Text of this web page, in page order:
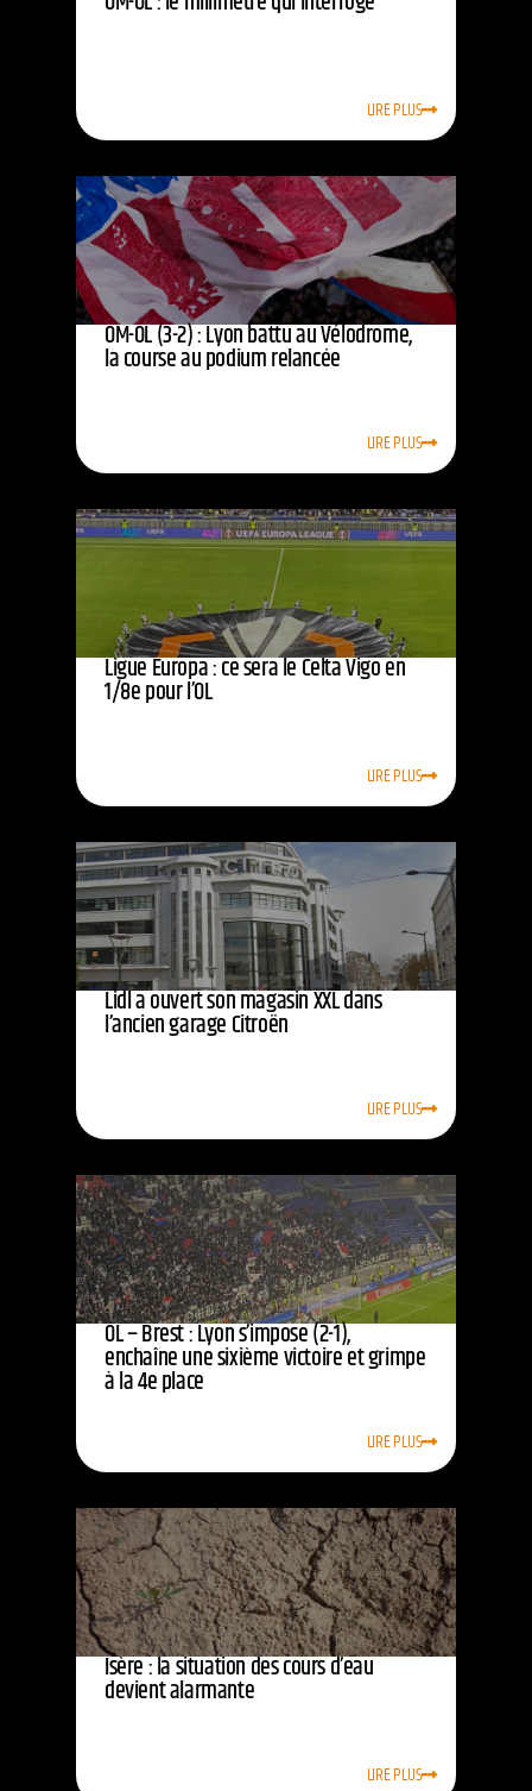
LIRE PLUS
OM-OL (3-2) : Lyon battu au Vélodrome,
la course au podium relancée
LIRE PLUS
Ligue Europa : ce sera le Celta Vigo en
1/8e pour l’OL
LIRE PLUS
Lidl a ouvert son magasin XXL dans
l’ancien garage Citroën
LIRE PLUS
OL – Brest : Lyon s’impose (2-1),
enchaîne une sixième victoire et grimpe
à la 4e place
LIRE PLUS
Isère : la situation des cours d’eau
devient alarmante
LIRE PLUS